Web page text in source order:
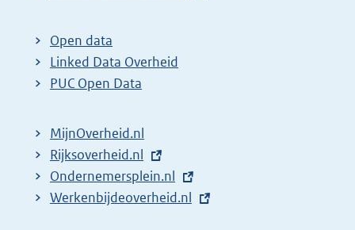
t
e
r
l
i
n
k
Open data
Linked Data Overheid
PUC Open Data
MijnOverheid.nl
E
x
t
Rijksoverheid.nl
E
x
Ondernemersplein.nl
E
Werkenbijdeoverheid.nl